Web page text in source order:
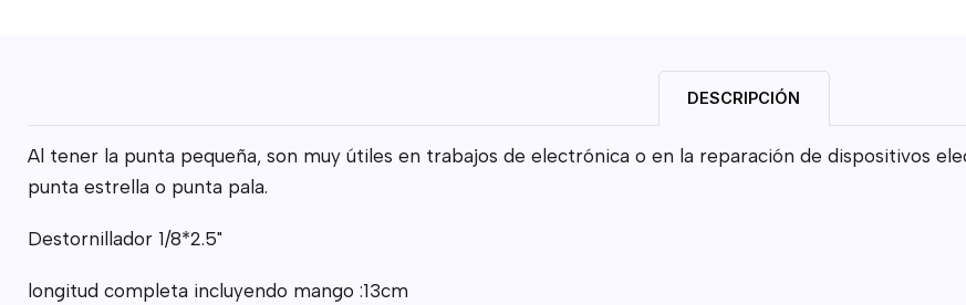
DESCRIPCIÓN
Al tener la punta pequeña, son muy útiles en trabajos de electrónica o en la reparación de dispositivos
punta estrella o punta pala.
Destornillador 1/8*2.5"
longitud completa incluyendo mango :13cm